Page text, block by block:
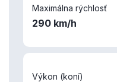
Maximálna rýchlosť
290 km/h
Výkon (koní)